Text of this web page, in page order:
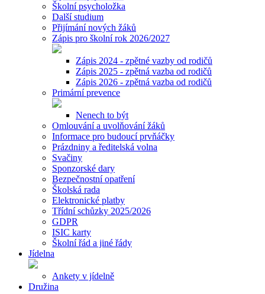
Školní psycholožka
Další studium
Přijímání nových žáků
Zápis pro školní rok 2026/2027
Zápis 2024 - zpětné vazby od rodičů
Zápis 2025 - zpětná vazba od rodičů
Zápis 2026 - zpětná vazba od rodičů
Primární prevence
Nenech to být
Omlouvání a uvolňování žáků
Informace pro budoucí prvňáčky
Prázdniny a ředitelská volna
Svačiny
Sponzorské dary
Bezpečnostní opatření
Školská rada
Elektronické platby
Třídní schůzky 2025/2026
GDPR
ISIC karty
Školní řád a jiné řády
Jídelna
Ankety v jídelně
Družina